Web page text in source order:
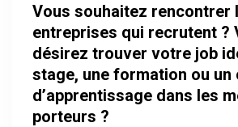
Vous souhaitez rencontrer
entreprises qui recrutent ?
désirez trouver votre job
stage, une formation ou un
d’apprentissage dans les
porteurs ?